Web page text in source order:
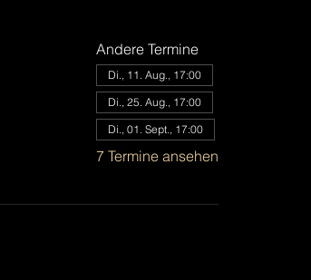
Andere Termine
Di., 11. Aug., 17:00
Di., 25. Aug., 17:00
Di., 01. Sept., 17:00
7 Termine ansehen